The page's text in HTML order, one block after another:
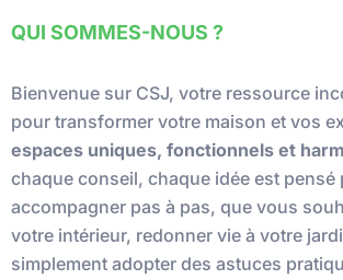
QUI SOMMES-NOUS ?
Bienvenue sur CSJ, votre ressource
pour transformer votre maison et vos
espaces uniques, fonctionnels et
chaque conseil, chaque idée est pensé
accompagner pas à pas, que vous
votre intérieur, redonner vie à votre
simplement adopter des astuces